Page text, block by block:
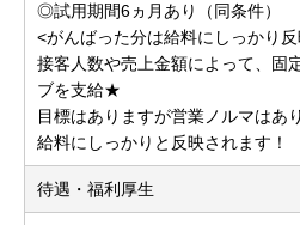
◎試用期間6ヵ月あり（同条件）
<がんばった分は給料にしっかり
接客人数や売上金額によって、固
ブを支給★
目標はありますが営業ノルマはあ
給料にしっかりと反映されます！
待遇・福利厚生